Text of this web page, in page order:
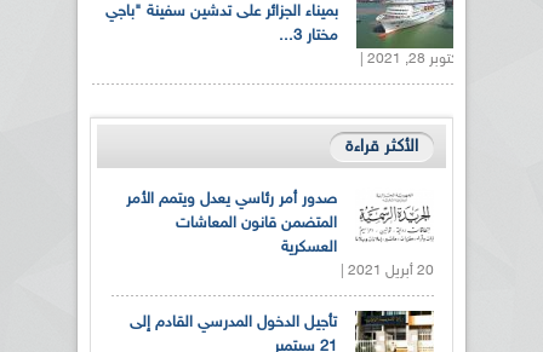
بميناء الجزائر على تدشين سفينة "باجي
مختار 3...
أكتوبر 28, 2021 |
الأكثر قراءة
صدور أمر رئاسي يعدل ويتمم الأمر
المتضمن قانون المعاشات
العسكرية
20 أبريل 2021 |
تأجيل الدخول المدرسي القادم إلى
21 سبتمبر